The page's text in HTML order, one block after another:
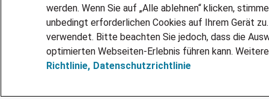
werden. Wenn Sie auf „Alle ablehnen“ klicken,
unbedingt erforderlichen Cookies auf Ihrem Gerät
verwendet. Bitte beachten Sie jedoch, dass die
optimierten Webseiten-Erlebnis führen kann.
Richtlinie, Datenschutzrichtlinie